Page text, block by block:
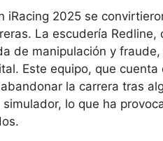
2025 se
La escudería Redline,
de manipulación y
Este equipo, que cuenta
la carrera tras
lo que ha